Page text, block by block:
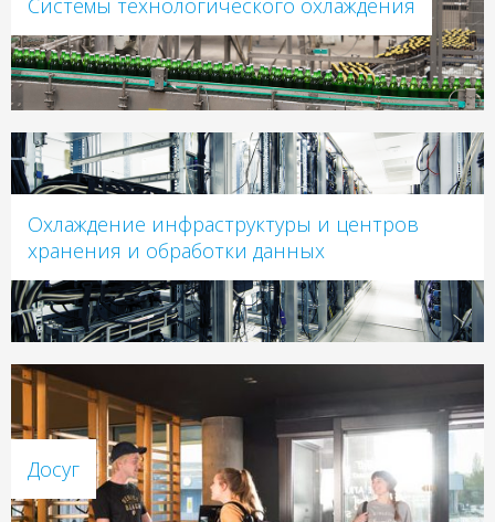
Системы технологического охлаждения
Охлаждение инфраструктуры и центров
хранения и обработки данных
Досуг